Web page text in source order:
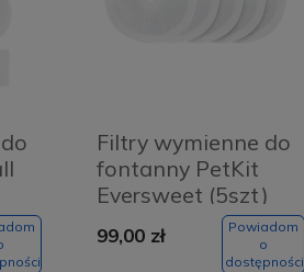
Filtry wymienne do
fontanny PetKit
Eversweet (5szt)
99,00 zł
Powiadom
o
dostępności